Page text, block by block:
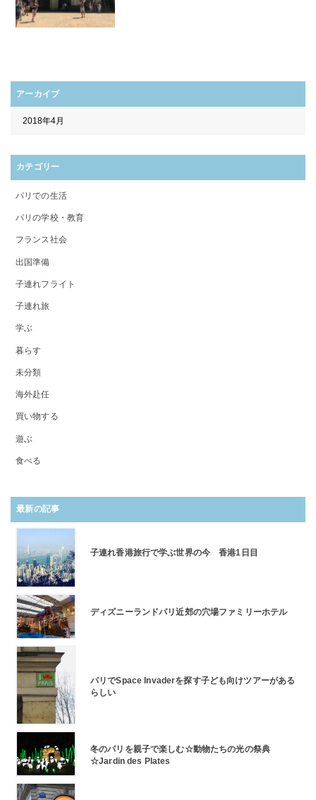
アーカイブ
カテゴリー
パリでの生活
パリの学校・教育
フランス社会
出国準備
子連れフライト
子連れ旅
学ぶ
暮らす
未分類
海外赴任
買い物する
遊ぶ
食べる
最新の記事
子連れ香港旅行で学ぶ世界の今 香港1日目
ディズニーランドパリ近郊の穴場ファミリーホテル
パリでSpace Invaderを探す子ども向けツアーがある
らしい
冬のパリを親子で楽しむ☆動物たちの光の祭典
☆Jardin des Plates